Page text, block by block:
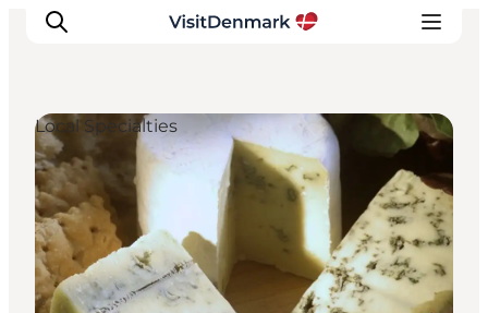
Inspiration
Resmål
Aktiviteter
Övernatta
Planera resan
Local Specialties